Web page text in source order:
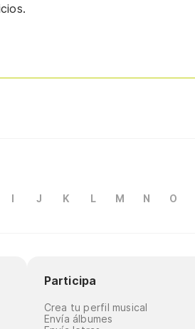
I J K L M N O
Participa
Crea tu perfil musical
Envía álbumes